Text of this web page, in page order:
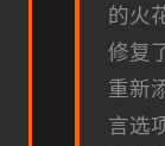
的火
修复
重新
言选